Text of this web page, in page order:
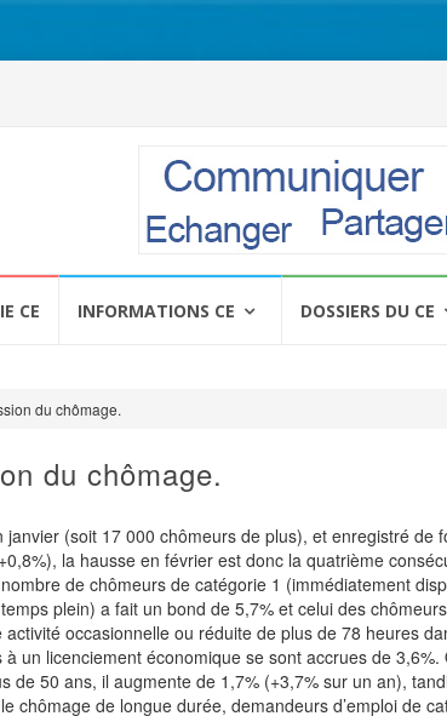
CE INFORMATIONS CE DOSSIERS DU CE
du chômage.
du chômage.
(soit 17 000 chômeurs de plus), et enregistré de
la hausse en février est donc la quatrième
de chômeurs de catégorie 1 (immédiatement
plein) a fait un bond de 5,7% et celui des
occasionnelle ou réduite de plus de 78 heures
un licenciement économique se sont accrues de 3,6%.
de 50 ans, il augmente de 1,7% (+3,7% sur un an),
chômage de longue durée, demandeurs d’emploi de